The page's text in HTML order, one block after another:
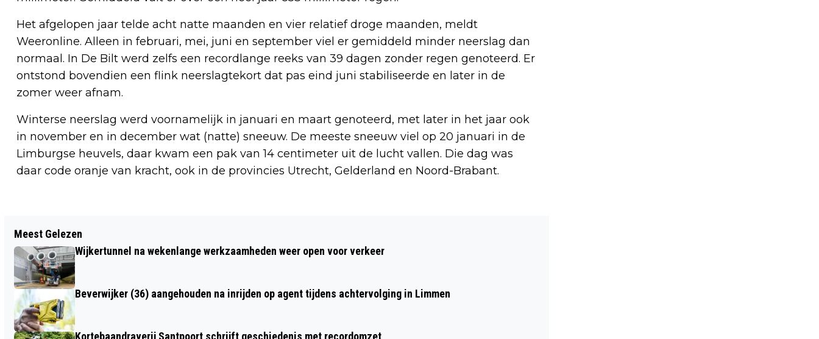
Het afgelopen jaar telde acht natte maanden en vier relatief droge maanden, meldt
Weeronline. Alleen in februari, mei, juni en september viel er gemiddeld minder neerslag dan
normaal. In De Bilt werd zelfs een recordlange reeks van 39 dagen zonder regen genoteerd. Er
ontstond bovendien een flink neerslagtekort dat pas eind juni stabiliseerde en later in de
zomer weer afnam.
Winterse neerslag werd voornamelijk in januari en maart genoteerd, met later in het jaar ook
in november en in december wat (natte) sneeuw. De meeste sneeuw viel op 20 januari in de
Limburgse heuvels, daar kwam een pak van 14 centimeter uit de lucht vallen. Die dag was
daar code oranje van kracht, ook in de provincies Utrecht, Gelderland en Noord-Brabant.
SIG WEDEROM BESTE
WERKGEVERSKEURMERK IN DE
GEHANDICAPTENZORG
DIERENAMBULANCE KENNEMERLAND
Meest Gelezen
Wijkertunnel na wekenlange werkzaamheden weer open voor verkeer
Beverwijker (36) aangehouden na inrijden op agent tijdens achtervolging in Limmen
Kortebaandraverij Santpoort schrijft geschiedenis met recordomzet